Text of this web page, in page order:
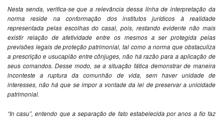
Nesta senda, verifica-se que a relevância dessa linha de interpretação da
norma reside na conformação dos institutos jurídicos à realidade
representada pelas escolhas do casal, pois, restando evidente não mais
existir relação de afetividade entre os mesmos a ser protegida pelas
previsões legais de proteção patrimonial, tal como a norma que obstaculiza
a prescrição e usucapião entre cônjuges, não há razão para a aplicação de
seus comandos. Desse modo, se a situação fática demonstrar de maneira
inconteste a ruptura da comunhão de vida, sem haver unidade de
interesses, não há que se impor a vontade da lei de preservar a unicidade
patrimonial.
“In casu”, entendo que a separação de fato estabelecida por anos a fio faz